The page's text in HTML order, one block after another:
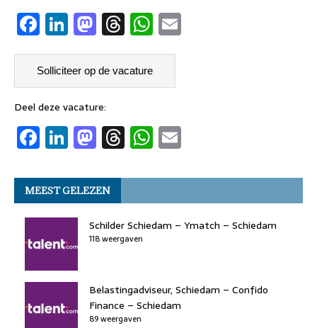
F
a
c
e
b
o
o
k
Li
n
k
e
dI
n
M
a
st
o
d
o
n
T
h
re
a
s
W
h
s
p
p
Deel deze vacature:
F
a
c
e
b
o
o
k
Li
n
k
e
dI
n
M
a
st
o
d
o
T
h
re
a
d
s
W
h
at
s
A
ai
l
MEEST GELEZEN
Schilder Schiedam – Ymatch – Schiedam
118 weergaven
Belastingadviseur, Schiedam – Confido
Finance – Schiedam
89 weergaven